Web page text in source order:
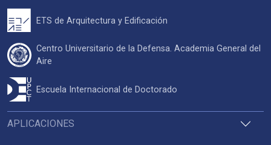
APLICACIONES
ETS de Arquitectura y Edificación
Centro Universitario de la Defensa. Academia General del
Aire
Escuela Internacional de Doctorado